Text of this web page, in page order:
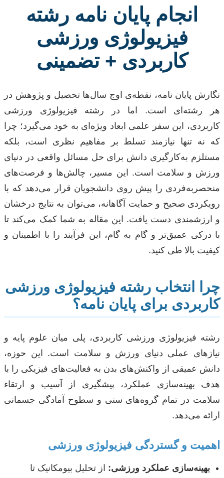
انجام پایان نامه رشته
فیزیولوژی ورزشی
کاربردی + تضمینی
نگارش پایان نامه، نقطه‌ی اوج سال‌ها تحصیل و پژوهش در
هر رشته‌ای است. اما در رشته‌ فیزیولوژی ورزشی
کاربردی، این سفر علمی ابعاد ویژه‌ای به خود می‌گیرد؛ چرا
که نه تنها نیازمند تسلط بر مفاهیم نظری است، بلکه
مستلزم به‌کارگیری دانش برای حل مسائل واقعی در دنیای
ورزش و سلامت است. این مسیر، چالش‌ها و فرصت‌های
منحصربه‌فردی را پیش روی دانشجویان قرار می‌دهد که با
رویکردی صحیح و حمایت آگاهانه، می‌توان به نتایج درخشان
و ارزشمندی دست یافت. این مقاله به شما کمک می‌کند تا
با درکی عمیق‌تر و گام به گام، این فرآیند را با اطمینان و
کیفیت بالا طی کنید.
چرا انتخاب رشته فیزیولوژی ورزشی
کاربردی برای پایان نامه؟
رشته فیزیولوژی ورزشی کاربردی، پلی میان علوم پایه و
نیازهای عملی دنیای ورزش و سلامت است. این حوزه،
دانش عمیقی از واکنش‌های بدن به فعالیت‌های فیزیکی را با
هدف بهینه‌سازی عملکرد، پیشگیری از آسیب و ارتقاء
سلامت در تمام گروه‌های سنی و سطوح آمادگی جسمانی
ارائه می‌دهد.
اهمیت و گستردگی فیزیولوژی ورزشی
بهینه‌سازی عملکرد ورزشی: از تحلیل بیومکانیک تا